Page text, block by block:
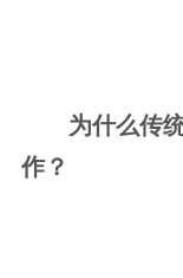
为什么传
作？